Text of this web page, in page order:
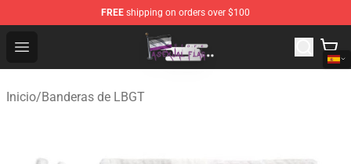
FREE shipping on orders over $100
Open menu
Asexual Flag Shop - The Best Store of Asexual Flag
Inicio/Banderas de LBGT